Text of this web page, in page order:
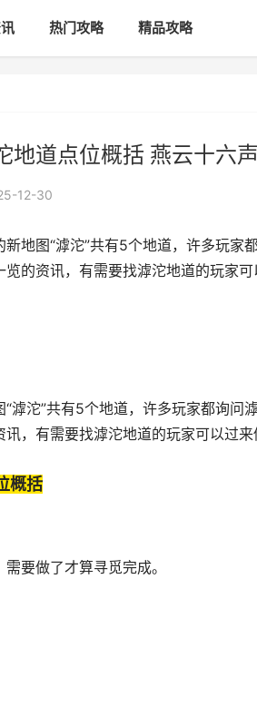
热门攻略 精品攻略
地道点位概括 燕云十六
12-30
地图“滹沱”共有5个地道，许多玩家
的资讯，有需要找滹沱地道的玩家
滹沱”共有5个地道，许多玩家都询问
，有需要找滹沱地道的玩家可以过来
概括
要做了才算寻觅完成。